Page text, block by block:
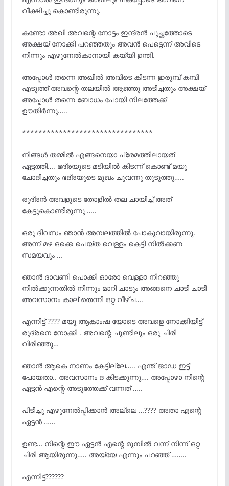
വീക്ഷിച്ചു കൊണ്ടിരുന്നു.
കണ്ടോ അഖി അവന്റെ നോട്ടം ഇന്ദ്രൻ പുച്ഛത്തോടെ
അക്ഷയ് നോക്കി പറഞ്ഞതും അവൻ പെട്ടെന്ന് അവിടെ
നിന്നും എഴുനേൽകാനായി കയ്യി ഉന്തി.
അപ്പോൾ തന്നെ അഖിൽ അവിടെ കിടന്ന ഇരുമ്പ് കമ്പി
എടുത്ത് അവന്റെ തലയിൽ ആഞ്ഞു അടിച്ചതും അക്ഷയ്
അപ്പോൾ തന്നെ ബോധം പോയി നിലത്തേക്ക്
ഊതിർന്നു…..
********************************
നിങ്ങൾ തമ്മിൽ എങ്ങനെയാ പ്രേമത്തിലായത്
ഏട്ടത്തി…. ഭദ്രയുടെ മടിയിൽ കിടന്ന് കൊണ്ട് മയൂ
ചോദിച്ചതും ഭദ്രയുടെ മുഖം ചുവന്നു തുടുത്തു…..
രുദ്രൻ അവളുടെ തോളിൽ തല ചായിച്ച് അത്
കേട്ടുകൊണ്ടിരുന്നു …..
ഒരു ദിവസം ഞാൻ അമ്പലത്തിൽ പോകുവായിരുന്നു.
അന്ന് മഴ ഒക്കെ പെയ്ത വെള്ളം കെട്ടി നിൽക്കണ
സമയവും …
ഞാൻ ദാവണി പൊക്കി ഓരോ വെള്ളo നിറഞ്ഞു
നിൽക്കുന്നതിൽ നിന്നും മാറി ചാടും അങ്ങനെ ചാടി ചാടി
അവസാനം കാല് തെന്നി ഒറ്റ വീഴ്ച….
എന്നിട്ട് ???? മയൂ ആകാംഷ യോടെ അവളെ നോക്കിയിട്ട്
രുദ്രനെ നോക്കി . അവന്റെ ചുണ്ടിലും ഒരു ചിരി
വിരിഞ്ഞു…
ഞാൻ ആകെ നാണം കേട്ടില്ലേ….. എന്ത് ജാഡ ഇട്ട്
പോയതാ.. അവസാനം ദ കിടക്കുന്നു…. അപ്പോഴാ നിന്റെ
ഏട്ടൻ എന്റെ അടുത്തേക്ക് വന്നത് …..
പിടിച്ചു എഴുനേൽപ്പിക്കാൻ അല്ലെ …???? അതാ എന്റെ
ഏട്ടൻ ……
ഉണ്ട… നിന്റെ ഈ ഏട്ടൻ എന്റെ മുമ്പിൽ വന്ന് നിന്ന് ഒറ്റ
ചിരി ആയിരുന്നു….. അയ്യേ എന്നും പറഞ്ഞ് ……..
എന്നിട്ട്??????